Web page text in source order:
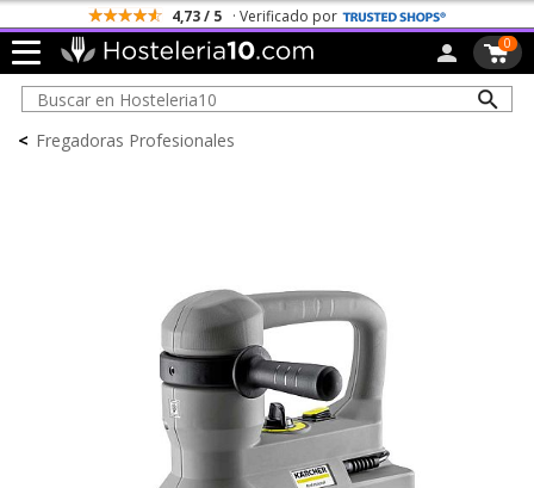
4,73 / 5 · Verificado por
0
< Fregadoras Profesionales